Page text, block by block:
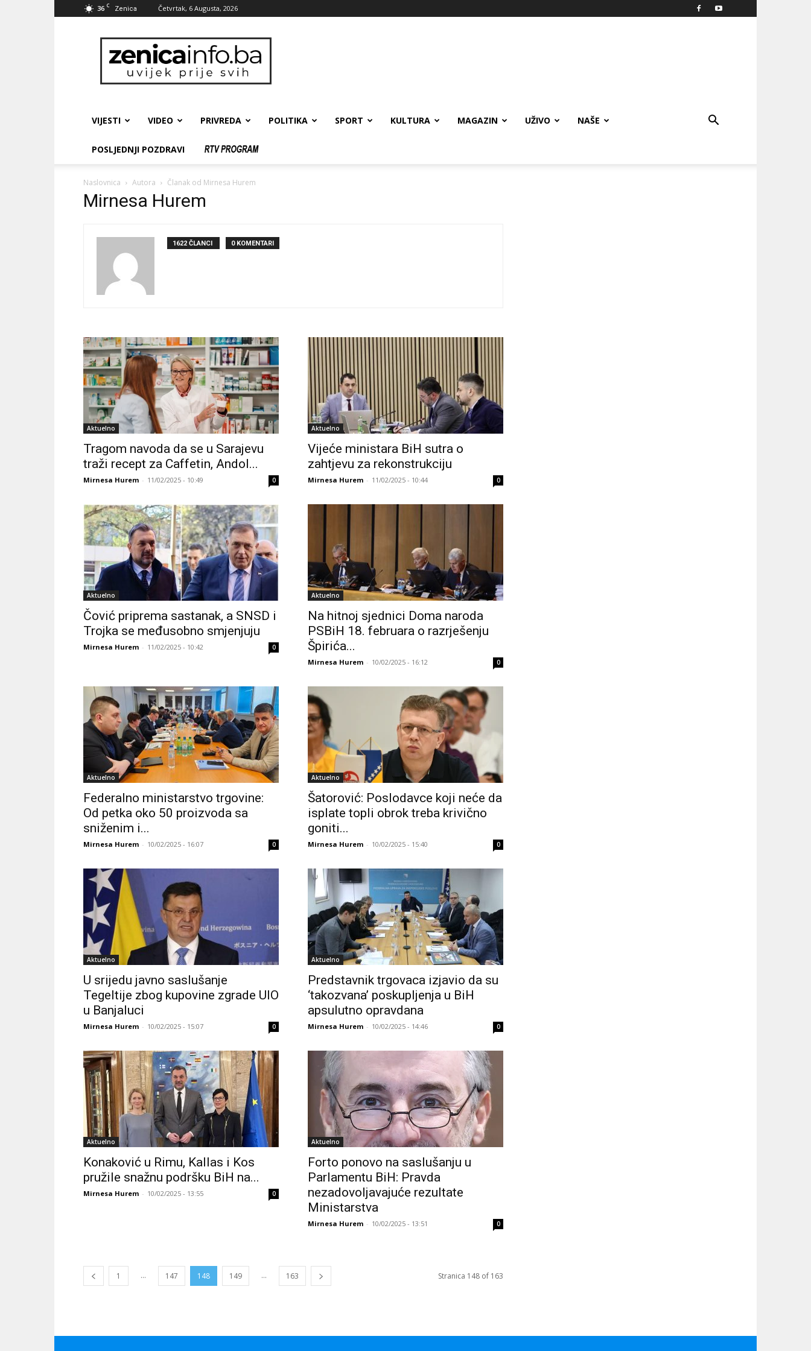
36 C Zenica Četvrtak, 6 Augusta, 2026
zenicainfo.ba
VIJESTI VIDEO PRIVREDA POLITIKA SPORT KULTURA MAGAZIN UŽIVO NAŠE
POSLJEDNJI POZDRAVI
Naslovnica Autora Članak od Mirnesa Hurem
Mirnesa Hurem
1622 ČLANCI 0 KOMENTARI
Aktuelno
Tragom navoda da se u Sarajevu
traži recept za Caffetin, Andol...
Mirnesa Hurem - 11/02/2025 - 10:49 0
Aktuelno
Vijeće ministara BiH sutra o
zahtjevu za rekonstrukciju
Mirnesa Hurem - 11/02/2025 - 10:44 0
Aktuelno
Čović priprema sastanak, a SNSD i
Trojka se međusobno smjenjuju
Mirnesa Hurem - 11/02/2025 - 10:42 0
Aktuelno
Na hitnoj sjednici Doma naroda
PSBiH 18. februara o razrješenju
Špirića...
Mirnesa Hurem - 10/02/2025 - 16:12 0
Aktuelno
Federalno ministarstvo trgovine:
Od petka oko 50 proizvoda sa
sniženim i...
Mirnesa Hurem - 10/02/2025 - 16:07 0
Aktuelno
Šatorović: Poslodavce koji neće da
isplate topli obrok treba krivično
goniti...
Mirnesa Hurem - 10/02/2025 - 15:40 0
Aktuelno
U srijedu javno saslušanje
Tegeltije zbog kupovine zgrade UIO
u Banjaluci
Mirnesa Hurem - 10/02/2025 - 15:07 0
Aktuelno
Predstavnik trgovaca izjavio da su
‘takozvana’ poskupljenja u BiH
apsulutno opravdana
Mirnesa Hurem - 10/02/2025 - 14:46 0
Aktuelno
Konaković u Rimu, Kallas i Kos
pružile snažnu podršku BiH na...
Mirnesa Hurem - 10/02/2025 - 13:55 0
Aktuelno
Forto ponovo na saslušanju u
Parlamentu BiH: Pravda
nezadovoljavajuće rezultate
Ministarstva
Mirnesa Hurem - 10/02/2025 - 13:51 0
1 ... 147 148 149 ... 163 Stranica 148 of 163